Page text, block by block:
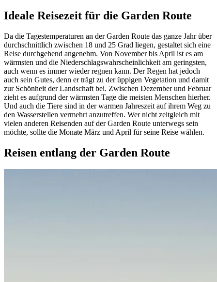
Ideale Reisezeit für die Garden Route
Da die Tagestemperaturen an der Garden Route das ganze Jahr über
durchschnittlich zwischen 18 und 25 Grad liegen, gestaltet sich eine
Reise durchgehend angenehm. Von November bis April ist es am
wärmsten und die Niederschlagswahrscheinlichkeit am geringsten,
auch wenn es immer wieder regnen kann. Der Regen hat jedoch
auch sein Gutes, denn er trägt zu der üppigen Vegetation und damit
zur Schönheit der Landschaft bei. Zwischen Dezember und Februar
zieht es aufgrund der wärmsten Tage die meisten Menschen hierher.
Und auch die Tiere sind in der warmen Jahreszeit auf ihrem Weg zu
den Wasserstellen vermehrt anzutreffen. Wer nicht zeitgleich mit
vielen anderen Reisenden auf der Garden Route unterwegs sein
möchte, sollte die Monate März und April für seine Reise wählen.
Reisen entlang der Garden Route